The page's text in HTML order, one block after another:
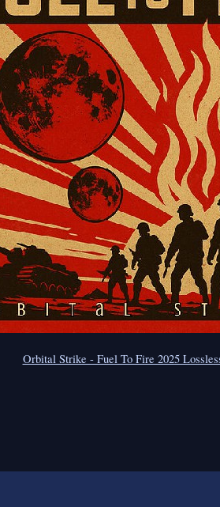
Orbital Strike - Fuel To Fire 2025